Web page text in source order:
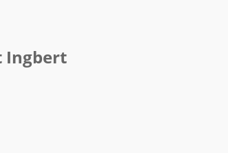
Ingbert